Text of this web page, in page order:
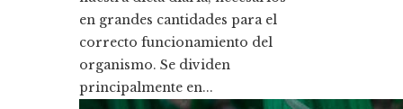
en grandes cantidades para el
correcto funcionamiento del
organismo. Se dividen
principalmente en...